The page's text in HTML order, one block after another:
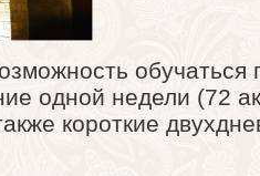
обучаться
одной недели (72
короткие